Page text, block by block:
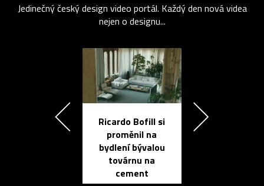
Jedinečný český design video portál. Každý den nová videa
nejen o designu...
Ricardo Bofill si
proměnil na
bydlení bývalou
továrnu na
cement